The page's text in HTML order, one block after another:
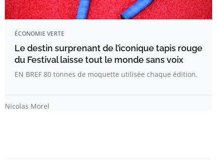
ÉCONOMIE VERTE
Le destin surprenant de l’iconique tapis rouge
du Festival laisse tout le monde sans voix
EN BREF 80 tonnes de moquette utilisée chaque édition.
Nicolas Morel